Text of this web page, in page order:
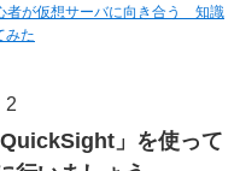
者が仮想サーバに向き合う 知識
みた
2
」を使って